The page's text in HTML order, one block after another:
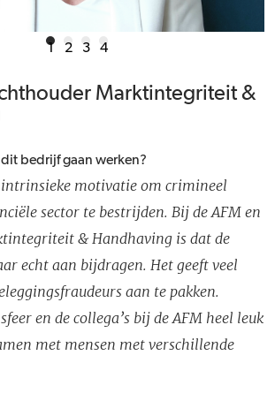
1 2 3 4
Marktintegriteit &
bedrijf gaan werken?
intrinsieke motivatie om crimineel
sector te bestrijden. Bij de AFM en
& Handhaving is dat de
echt aan bijdragen. Het geeft veel
aan te pakken.
en de collega’s bij de AFM heel leuk
met mensen met verschillende